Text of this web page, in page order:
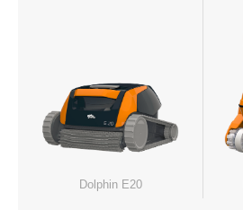
Dolphin E20